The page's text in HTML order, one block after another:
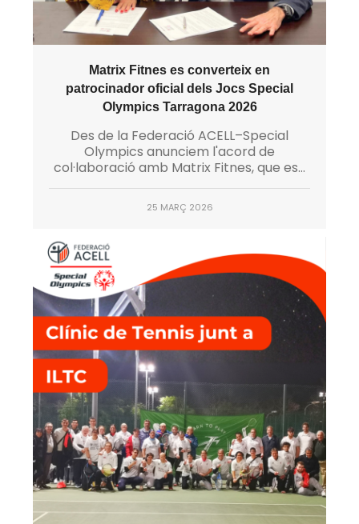
Matrix Fitnes es converteix en
patrocinador oficial dels Jocs Special
Olympics Tarragona 2026
Des de la Federació ACELL–Special
Olympics anunciem l'acord de
col·laboració amb Matrix Fitnes, que es...
25 MARÇ 2026